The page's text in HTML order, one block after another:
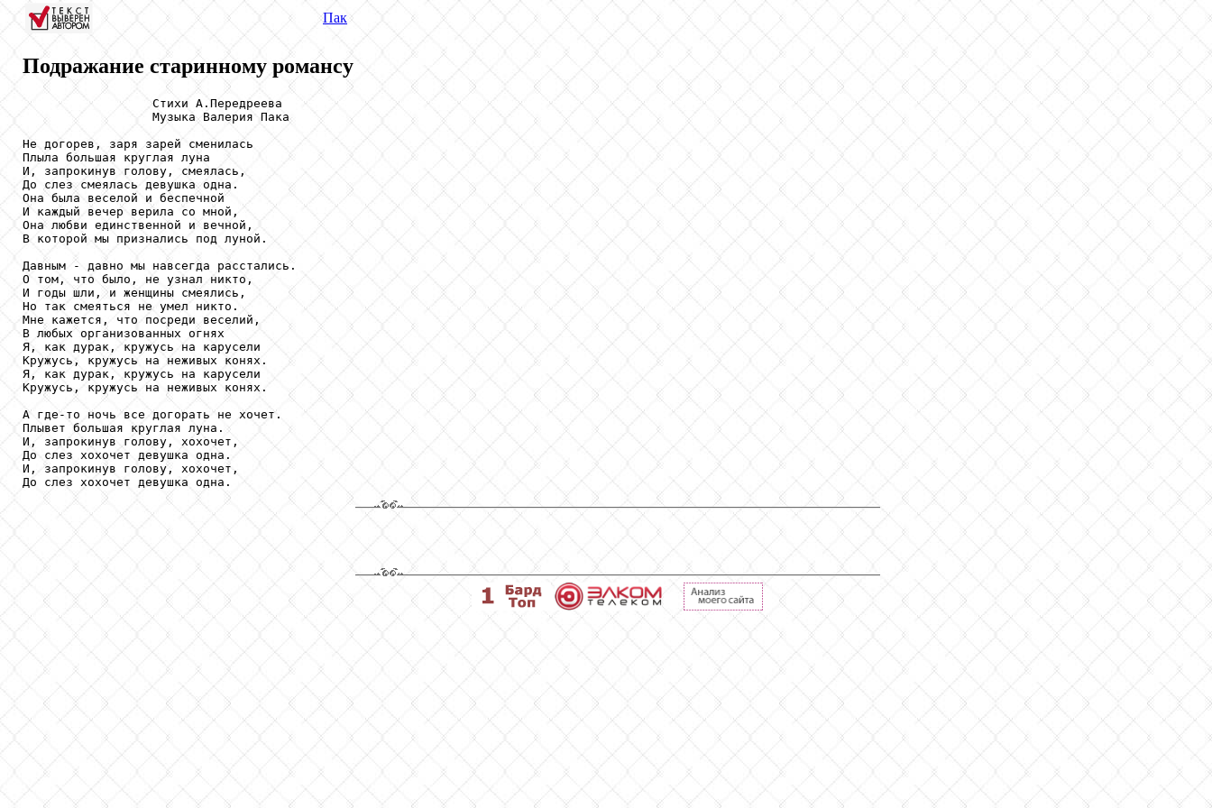
Пак
Подражание старинному романсу
                  Стихи А.Передреева
                  Музыка Валерия Пака
Не догорев, заря зарей сменилась
Плыла большая круглая луна
И, запрокинув голову, смеялась,
До слез смеялась девушка одна.
Она была веселой и беспечной
И каждый вечер верила со мной,
Она любви единственной и вечной,
В которой мы признались под луной.
Давным - давно мы навсегда расстались.
О том, что было, не узнал никто,
И годы шли, и женщины смеялись,
Но так смеяться не умел никто.
Мне кажется, что посреди веселий,
В любых организованных огнях
Я, как дурак, кружусь на карусели
Кружусь, кружусь на неживых конях.
Я, как дурак, кружусь на карусели
Кружусь, кружусь на неживых конях.
А где-то ночь все догорать не хочет.
Плывет большая круглая луна.
И, запрокинув голову, хохочет,
До слез хохочет девушка одна.
И, запрокинув голову, хохочет,
До слез хохочет девушка одна.